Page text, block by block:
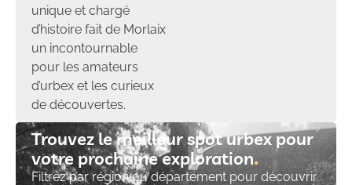
unique et chargé
d’histoire fait de Morlaix
un incontournable
pour les amateurs
d’urbex et les curieux
de découvertes.
Trouvez le meilleur spot urbex pour
votre prochaine exploration​
Filtrez par région ou département pour découvrir